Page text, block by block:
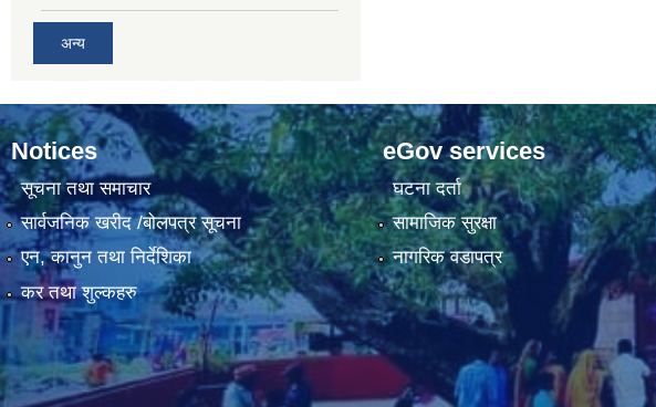
अन्य
Notices
सूचना तथा समाचार
सार्वजनिक खरीद /बोलपत्र सूचना
एन, कानुन तथा निर्देशिका
कर तथा शुल्कहरु
eGov services
घटना दर्ता
सामाजिक सुरक्षा
नागरिक वडापत्र